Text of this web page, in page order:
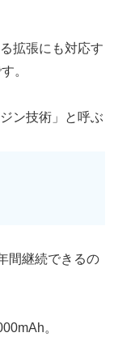
拡張にも対応す
。
ン技術」と呼ぶ
間継続できるの
。